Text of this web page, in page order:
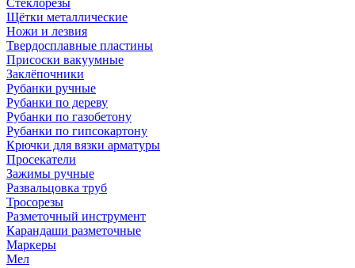
Стеклорезы
Щётки металлические
Ножи и лезвия
Твердосплавные пластины
Присоски вакуумные
Заклёпочники
Рубанки ручные
Рубанки по дереву
Рубанки по газобетону
Рубанки по гипсокартону
Крючки для вязки арматуры
Просекатели
Зажимы ручные
Развальцовка труб
Тросорезы
Разметочный инструмент
Карандаши разметочные
Маркеры
Мел